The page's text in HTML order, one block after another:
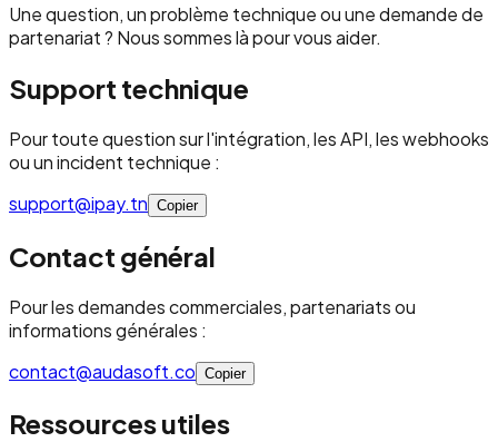
Une question, un problème technique ou une demande de
partenariat ? Nous sommes là pour vous aider.
Support technique
Pour toute question sur l'intégration, les API, les webhooks
ou un incident technique :
support@ipay.tn Copier
Contact général
Pour les demandes commerciales, partenariats ou
informations générales :
contact@audasoft.co Copier
Ressources utiles